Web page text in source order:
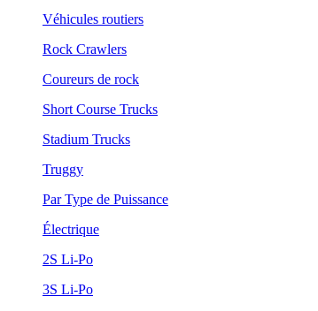
Véhicules routiers
Rock Crawlers
Coureurs de rock
Short Course Trucks
Stadium Trucks
Truggy
Par Type de Puissance
Électrique
2S Li-Po
3S Li-Po